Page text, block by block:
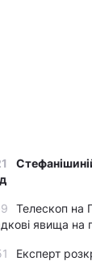
Телескоп на
явища на
Експерт